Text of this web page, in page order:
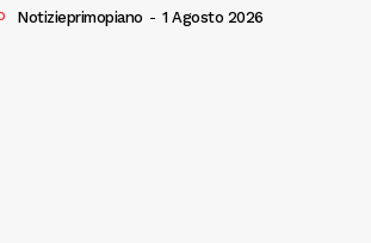
Notizieprimopiano - 1 Agosto 2026